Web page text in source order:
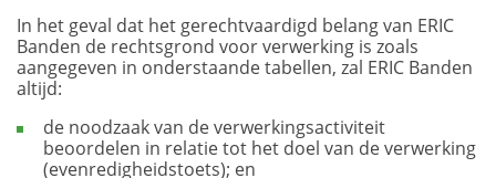
In het geval dat het gerechtvaardigd belang van ERIC
Banden de rechtsgrond voor verwerking is zoals
aangegeven in onderstaande tabellen, zal ERIC Banden
altijd:
de noodzaak van de verwerkingsactiviteit
beoordelen in relatie tot het doel van de verwerking
(evenredigheidstoets); en